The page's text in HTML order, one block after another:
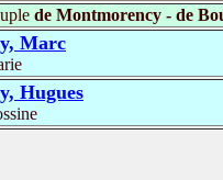
de Montmorency - de
Marc
Hugues